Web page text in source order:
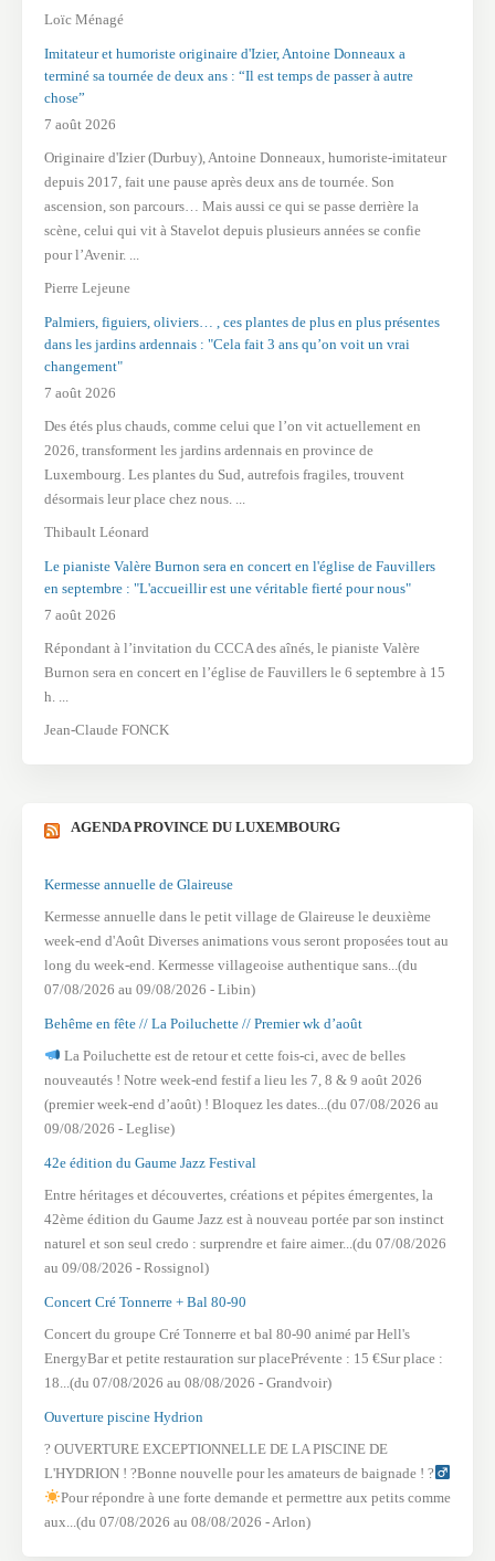
Loïc Ménagé
Imitateur et humoriste originaire d'Izier, Antoine Donneaux a
terminé sa tournée de deux ans : “Il est temps de passer à autre
chose”
7 août 2026
Originaire d'Izier (Durbuy), Antoine Donneaux, humoriste-imitateur
depuis 2017, fait une pause après deux ans de tournée. Son
ascension, son parcours… Mais aussi ce qui se passe derrière la
scène, celui qui vit à Stavelot depuis plusieurs années se confie
pour l’Avenir. ...
Pierre Lejeune
Palmiers, figuiers, oliviers… , ces plantes de plus en plus présentes
dans les jardins ardennais : "Cela fait 3 ans qu’on voit un vrai
changement"
7 août 2026
Des étés plus chauds, comme celui que l’on vit actuellement en
2026, transforment les jardins ardennais en province de
Luxembourg. Les plantes du Sud, autrefois fragiles, trouvent
désormais leur place chez nous. ...
Thibault Léonard
Le pianiste Valère Burnon sera en concert en l'église de Fauvillers
en septembre : "L'accueillir est une véritable fierté pour nous"
7 août 2026
Répondant à l’invitation du CCCA des aînés, le pianiste Valère
Burnon sera en concert en l’église de Fauvillers le 6 septembre à 15
h. ...
Jean-Claude FONCK
AGENDA PROVINCE DU LUXEMBOURG
Kermesse annuelle de Glaireuse
Kermesse annuelle dans le petit village de Glaireuse le deuxième
week-end d'Août Diverses animations vous seront proposées tout au
long du week-end. Kermesse villageoise authentique sans...(du
07/08/2026 au 09/08/2026 - Libin)
Behême en fête // La Poiluchette // Premier wk d’août
La Poiluchette est de retour et cette fois-ci, avec de belles
nouveautés ! Notre week-end festif a lieu les 7, 8 & 9 août 2026
(premier week-end d’août) ! Bloquez les dates...(du 07/08/2026 au
09/08/2026 - Leglise)
42e édition du Gaume Jazz Festival
Entre héritages et découvertes, créations et pépites émergentes, la
42ème édition du Gaume Jazz est à nouveau portée par son instinct
naturel et son seul credo : surprendre et faire aimer...(du 07/08/2026
au 09/08/2026 - Rossignol)
Concert Cré Tonnerre + Bal 80-90
Concert du groupe Cré Tonnerre et bal 80-90 animé par Hell's
EnergyBar et petite restauration sur placePrévente : 15 €Sur place :
18...(du 07/08/2026 au 08/08/2026 - Grandvoir)
Ouverture piscine Hydrion
? OUVERTURE EXCEPTIONNELLE DE LA PISCINE DE
L'HYDRION ! ?Bonne nouvelle pour les amateurs de baignade ! ?
Pour répondre à une forte demande et permettre aux petits comme
aux...(du 07/08/2026 au 08/08/2026 - Arlon)